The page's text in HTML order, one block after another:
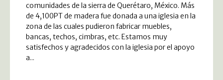
comunidades de la sierra de Querétaro, México. Más
de 4,100PT de madera fue donada a una iglesia en la
zona de las cuales pudieron fabricar muebles,
bancas, techos, cimbras, etc. Estamos muy
satisfechos y agradecidos con la iglesia por el apoyo
a...